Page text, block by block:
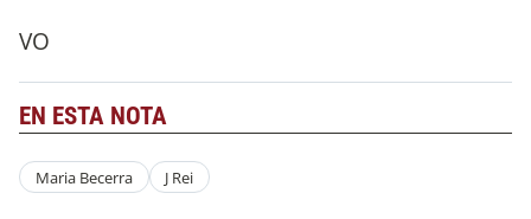
VO
EN ESTA NOTA
Maria Becerra J Rei